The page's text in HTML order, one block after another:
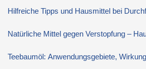
Hilfreiche Tipps und Hausmittel bei
Natürliche Mittel gegen Verstopfung –
Teebaumöl: Anwendungsgebiete,